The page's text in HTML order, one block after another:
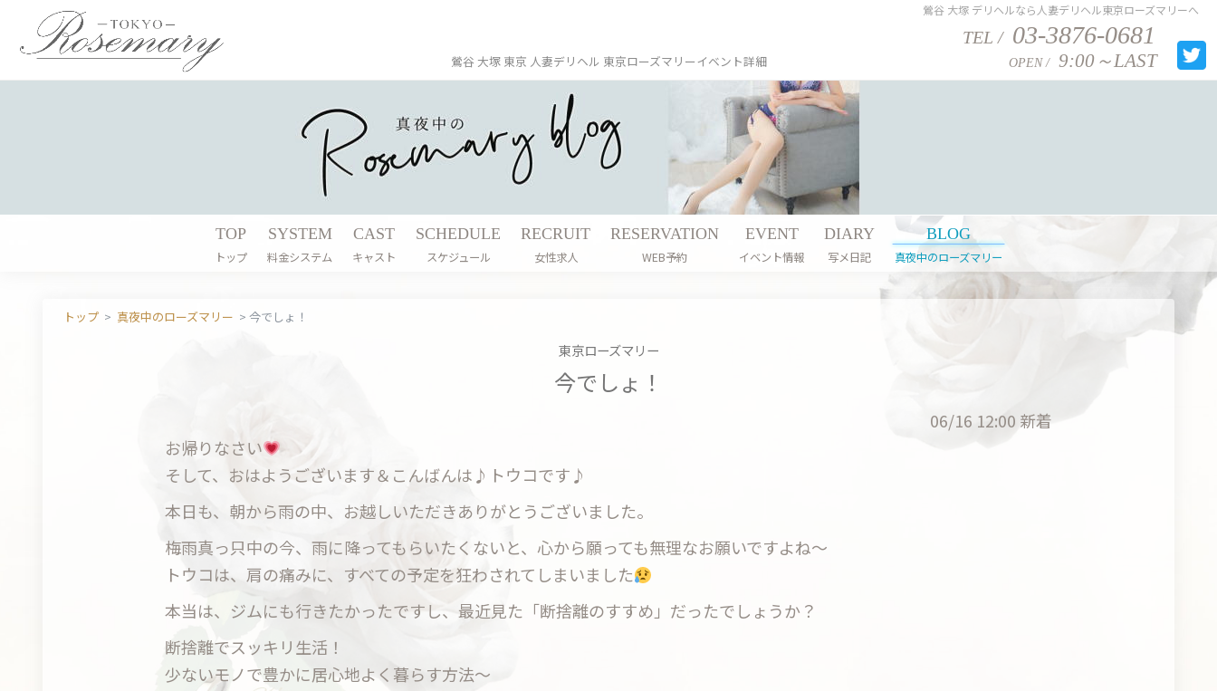
TEL / 03-3876-0681
OPEN / 9:00～LAST
鶯谷 大塚 デリヘルなら人妻デリヘル東京ローズマリーへ
TOP
トップ
SYSTEM
料金システム
CAST
キャスト
SCHEDULE
スケジュール
RECRUIT
女性求人
RESERVATION
WEB予約
EVENT
イベント情報
DIARY
写メ日記
BLOG
真夜中のローズマリー
トップ > 真夜中のローズマリー > 今でしょ！
鶯谷 大塚 東京 人妻デリヘル 東京ローズマリーイベント詳細
東京ローズマリー
今でしょ！
06/16 12:00 新着
お帰りなさい
そして、おはようございます＆こんばんは♪トウコです♪
本日も、朝から雨の中、お越しいただきありがとうございました。
梅雨真っ只中の今、雨に降ってもらいたくないと、心から願っても無理なお願いですよね〜
トウコは、肩の痛みに、すべての予定を狂わされてしまいました
本当は、ジムにも行きたかったですし、最近見た「断捨離のすすめ」だったでしょうか？
断捨離でスッキリ生活！
少ないモノで豊かに居心地よく暮らす方法〜